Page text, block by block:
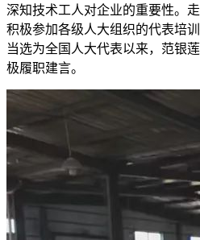
深知技术工人对企业的重要性。
积极参加各级人大组织的代表培
当选为全国人大代表以来，范银
极履职建言。